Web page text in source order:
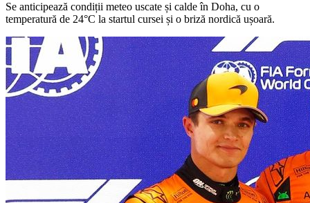
Se anticipează condiții meteo uscate și calde în Doha, cu o
temperatură de 24°C la startul cursei și o briză nordică ușoară.